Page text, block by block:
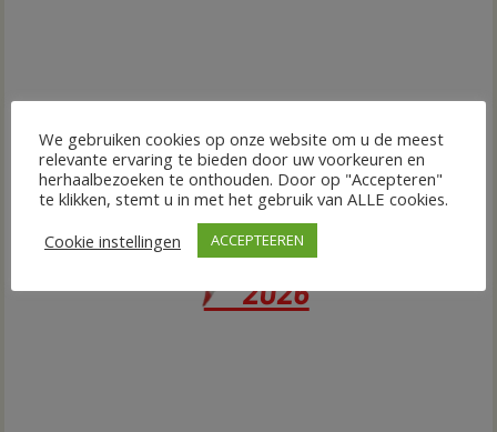
We gebruiken cookies op onze website om u de meest
relevante ervaring te bieden door uw voorkeuren en
herhaalbezoeken te onthouden. Door op "Accepteren"
te klikken, stemt u in met het gebruik van ALLE cookies.
Cookie instellingen
ACCEPTEEREN